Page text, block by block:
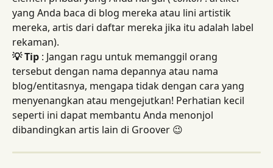
yang Anda baca di blog mereka atau lini artistik
mereka, artis dari daftar mereka jika itu adalah label
rekaman).
💡 Tip : Jangan ragu untuk memanggil orang
tersebut dengan nama depannya atau nama
blog/entitasnya, mengapa tidak dengan cara yang
menyenangkan atau mengejutkan! Perhatian kecil
seperti ini dapat membantu Anda menonjol
dibandingkan artis lain di Groover 😉